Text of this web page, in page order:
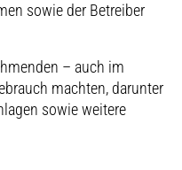
sowie der Betreiber
– auch im
machten, darunter
sowie weitere